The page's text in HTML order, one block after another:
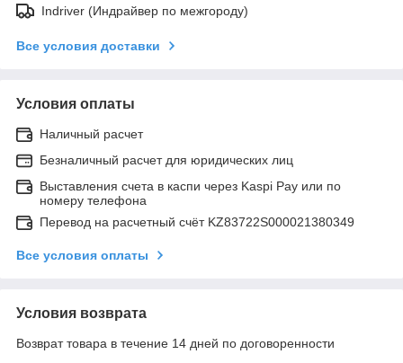
Indriver (Индрайвер по межгороду)
Все условия доставки
Условия оплаты
Наличный расчет
Безналичный расчет для юридических лиц
Выставления счета в каспи через Kaspi Pay или по
номеру телефона
Перевод на расчетный счёт KZ83722S000021380349
Все условия оплаты
Условия возврата
Возврат товара в течение 14 дней по договоренности